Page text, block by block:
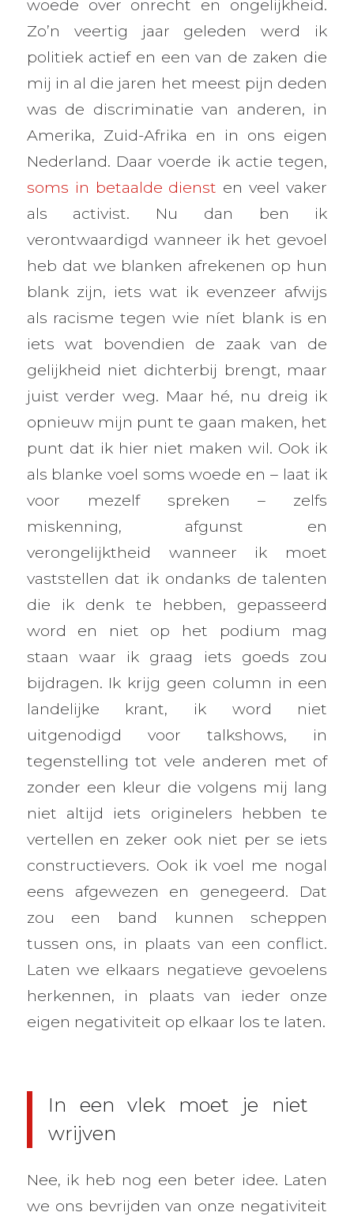
woede over onrecht en ongelijkheid.
Zo’n veertig jaar geleden werd ik
politiek actief en een van de zaken die
mij in al die jaren het meest pijn deden
was de discriminatie van anderen, in
Amerika, Zuid-Afrika en in ons eigen
Nederland. Daar voerde ik actie tegen,
soms in betaalde dienst en veel vaker
als activist. Nu dan ben ik
verontwaardigd wanneer ik het gevoel
heb dat we blanken afrekenen op hun
blank zijn, iets wat ik evenzeer afwijs
als racisme tegen wie níet blank is en
iets wat bovendien de zaak van de
gelijkheid niet dichterbij brengt, maar
juist verder weg. Maar hé, nu dreig ik
opnieuw mijn punt te gaan maken, het
punt dat ik hier niet maken wil. Ook ik
als blanke voel soms woede en – laat ik
voor mezelf spreken – zelfs
miskenning, afgunst en
verongelijktheid wanneer ik moet
vaststellen dat ik ondanks de talenten
die ik denk te hebben, gepasseerd
word en niet op het podium mag
staan waar ik graag iets goeds zou
bijdragen. Ik krijg geen column in een
landelijke krant, ik word niet
uitgenodigd voor talkshows, in
tegenstelling tot vele anderen met of
zonder een kleur die volgens mij lang
niet altijd iets originelers hebben te
vertellen en zeker ook niet per se iets
constructievers. Ook ik voel me nogal
eens afgewezen en genegeerd. Dat
zou een band kunnen scheppen
tussen ons, in plaats van een conflict.
Laten we elkaars negatieve gevoelens
herkennen, in plaats van ieder onze
eigen negativiteit op elkaar los te laten.
In een vlek moet je niet
wrijven
Nee, ik heb nog een beter idee. Laten
we ons bevrijden van onze negativiteit